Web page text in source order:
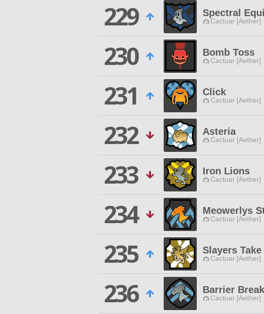
229
Spectral
Cactuar [Aether]
230
Bomb Toss
Cactuar [Aether]
231
Click
Cactuar [Aether]
232
Asteria
Cactuar [Aether]
233
Iron Lions
Cactuar [Aether]
234
Meowerlys
Cactuar [Aether]
235
Slayers Take
Cactuar [Aether]
236
Barrier
Cactuar [Aether]